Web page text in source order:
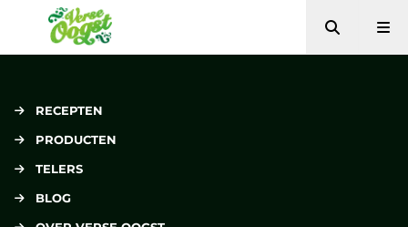
Verse Oogst
Zoeken
RECEPTEN
PRODUCTEN
TELERS
BLOG